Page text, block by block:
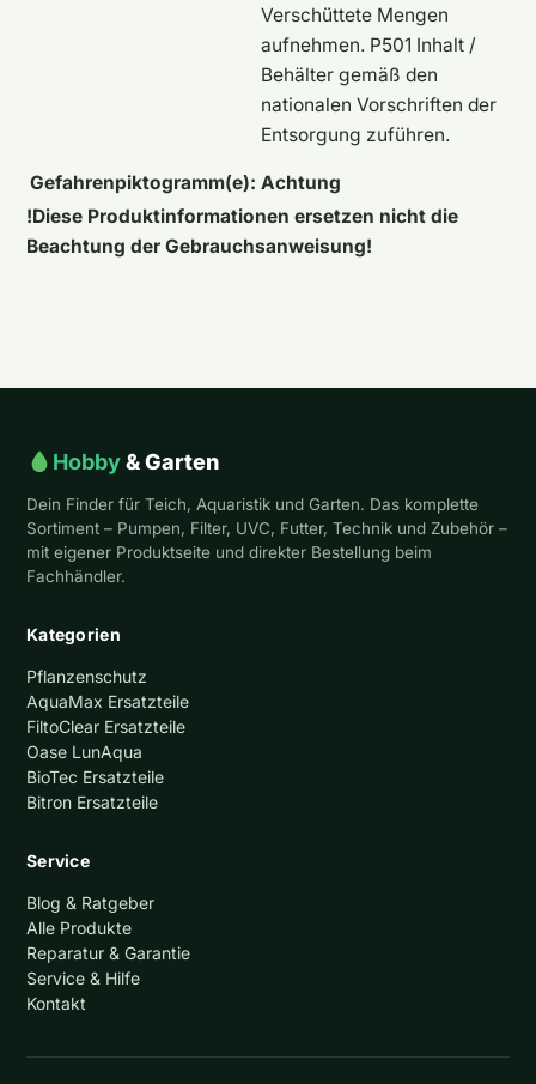
Verschüttete Mengen
aufnehmen. P501 Inhalt /
Behälter gemäß den
nationalen Vorschriften der
Entsorgung zuführen.
Gefahrenpiktogramm(e): Achtung
!Diese Produktinformationen ersetzen nicht die
Beachtung der Gebrauchsanweisung!
Hobby& Garten
Dein Finder für Teich, Aquaristik und Garten. Das komplette
Sortiment – Pumpen, Filter, UVC, Futter, Technik und Zubehör –
mit eigener Produktseite und direkter Bestellung beim
Fachhändler.
Kategorien
Pflanzenschutz
AquaMax Ersatzteile
FiltoClear Ersatzteile
Oase LunAqua
BioTec Ersatzteile
Bitron Ersatzteile
Service
Blog & Ratgeber
Alle Produkte
Reparatur & Garantie
Service & Hilfe
Kontakt